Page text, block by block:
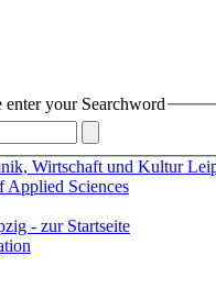
enter your Searchword
Wirtschaft und Kultur
Sciences